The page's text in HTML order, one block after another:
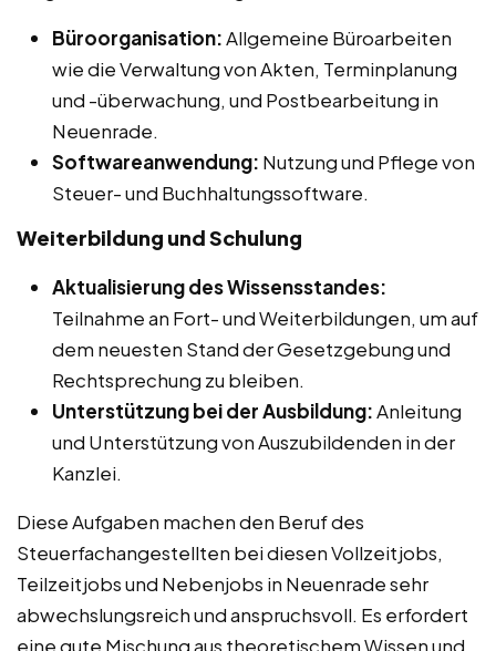
Büroorganisation:Allgemeine Büroarbeiten
wie die Verwaltung von Akten, Terminplanung
und -überwachung, und Postbearbeitung in
Neuenrade.
Softwareanwendung: Nutzung und Pflege von
Steuer- und Buchhaltungssoftware.
Weiterbildung und Schulung
Aktualisierung des Wissensstandes:
Teilnahme an Fort- und Weiterbildungen, um auf
dem neuesten Stand der Gesetzgebung und
Rechtsprechung zu bleiben.
Unterstützung bei der Ausbildung:Anleitung
und Unterstützung von Auszubildenden in der
Kanzlei.
Diese Aufgaben machen den Beruf des
Steuerfachangestellten bei diesen Vollzeitjobs,
Teilzeitjobs und Nebenjobs in Neuenrade sehr
abwechslungsreich und anspruchsvoll. Es erfordert
eine gute Mischung aus theoretischem Wissen und